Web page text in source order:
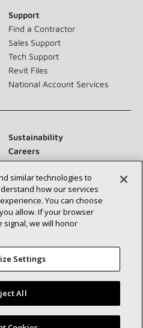
Support
Find a Contractor
Sales Support
Tech Support
Revit Files
National Account Services
Sustainability
Careers
Contact Us
Inc.
Site Map
similar technologies to
how our services
You can choose
allow. If your browser
signal, we will honor
Settings
All